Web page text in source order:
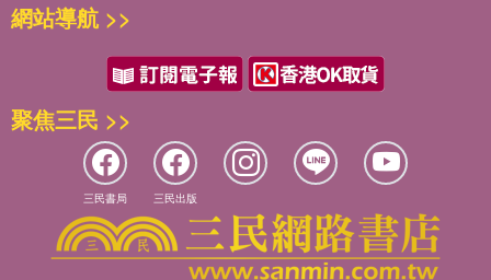
網站導航 >>
聚焦三民 >>
三民書局 三民出版